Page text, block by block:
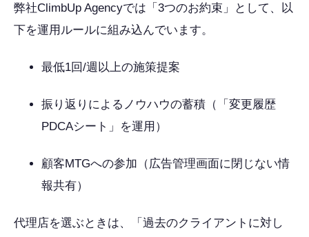
弊社ClimbUp Agencyでは「3つのお約束」として、以
下を運用ルールに組み込んでいます。
最低1回/週以上の施策提案
振り返りによるノウハウの蓄積（「変更履歴
PDCAシート」を運用）
顧客MTGへの参加（広告管理画面に閉じない情
報共有）
代理店を選ぶときは、「過去のクライアントに対し